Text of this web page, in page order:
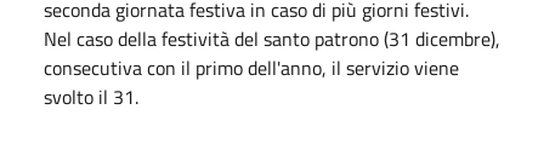
seconda giornata festiva in caso di più giorni festivi.
Nel caso della festività del santo patrono (31 dicembre),
consecutiva con il primo dell'anno, il servizio viene
svolto il 31.